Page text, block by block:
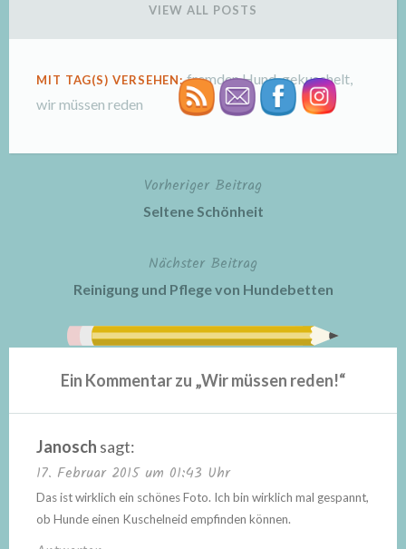
VIEW ALL POSTS
MIT TAG(S) VERSEHEN:fremden Hund,gekuschelt
wir müssen reden
BeitragsnavigationVorheriger Beitrag
Seltene Schönheit
Nächster Beitrag
Reinigung und Pflege von Hundebetten
Ein Kommentar zu „Wir müssen reden!“
Janosch sagt:
17. Februar 2015 um 01:43 Uhr
Das ist wirklich ein schönes Foto. Ich bin wirklich mal gespannt,
ob Hunde einen Kuschelneid empfinden können.